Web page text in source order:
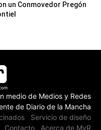
un Conmovedor Pregón
medio de Medios y Redes
de Diario de la Mancha
Servicio de diseño
Contacto Acerca de MyR